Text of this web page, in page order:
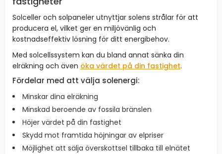
Solceller och solpaneler utnyttjar solens strålar för att
producera el, vilket ger en miljövänlig och
kostnadseffektiv lösning för ditt energibehov.
Med solcellssystem kan du bland annat sänka din
elräkning och även öka värdet på din fastighet.
Fördelar med att välja solenergi:
Minskar dina elräkning
Minskad beroende av fossila bränslen
Höjer värdet på din fastighet
Skydd mot framtida höjningar av elpriser
Möjlighet att sälja överskottsel tillbaka till elnätet